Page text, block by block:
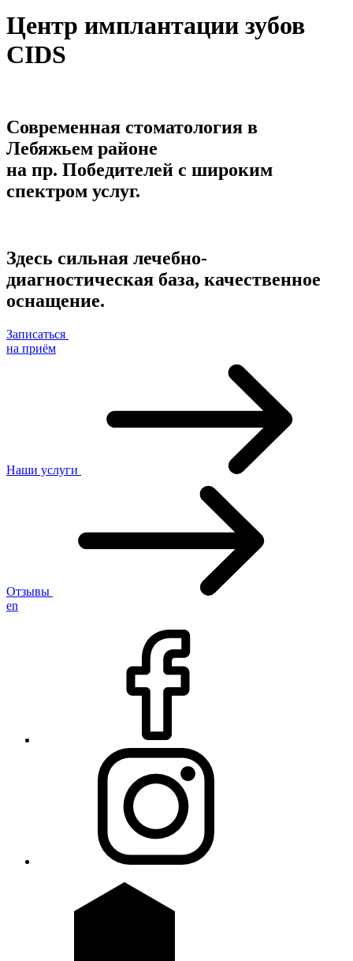
Центр имплантации зубов
CIDS
Современная стоматология в
Лебяжьем районе
на пр. Победителей с широким
спектром услуг.
Здесь сильная лечебно-
диагностическая база, качественное
оснащение.
Записаться
на приём
Наши услуги
Отзывы
en